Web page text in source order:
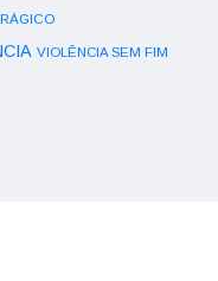
VIOLÊNCIA SEM FIM